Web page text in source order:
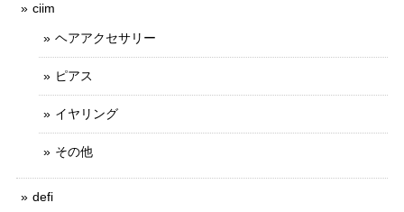
ciim
ヘアアクセサリー
ピアス
イヤリング
その他
defi